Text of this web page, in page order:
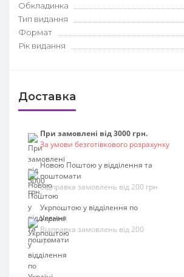
Обкладинка
Тип видання
Формат
Рік видання
Доставка
При замовлені від 3000 грн.
За умови безготівкового розрахунку
Новою Поштою у відділення та
поштомати
Відправка замовлень від 200 грн
Укрпоштою у відділення по
Україні
Відправка замовлень від 200
грн